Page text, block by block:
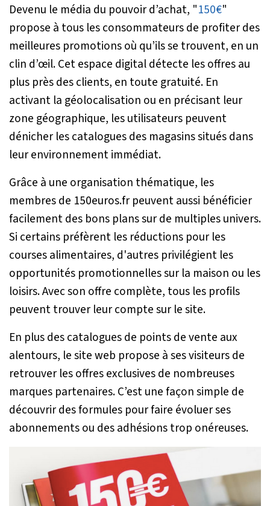
Devenu le média du pouvoir d’achat, "150€"
propose à tous les consommateurs de profiter des
meilleures promotions où qu’ils se trouvent, en un
clin d’œil. Cet espace digital détecte les offres au
plus près des clients, en toute gratuité. En
activant la géolocalisation ou en précisant leur
zone géographique, les utilisateurs peuvent
dénicher les catalogues des magasins situés dans
leur environnement immédiat.
Grâce à une organisation thématique, les
membres de 150euros.fr peuvent aussi bénéficier
facilement des bons plans sur de multiples univers.
Si certains préfèrent les réductions pour les
courses alimentaires, d'autres privilégient les
opportunités promotionnelles sur la maison ou les
loisirs. Avec son offre complète, tous les profils
peuvent trouver leur compte sur le site.
En plus des catalogues de points de vente aux
alentours, le site web propose à ses visiteurs de
retrouver les offres exclusives de nombreuses
marques partenaires. C’est une façon simple de
découvrir des formules pour faire évoluer ses
abonnements ou des adhésions trop onéreuses.